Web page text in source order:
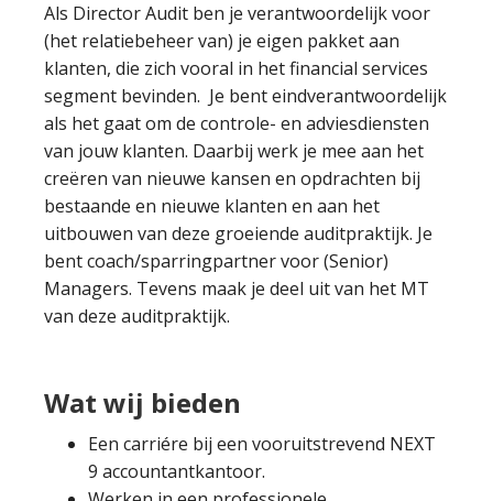
Als Director Audit ben je verantwoordelijk voor
(het relatiebeheer van) je eigen pakket aan
klanten, die zich vooral in het financial services
segment bevinden. Je bent eindverantwoordelijk
als het gaat om de controle- en adviesdiensten
van jouw klanten. Daarbij werk je mee aan het
creëren van nieuwe kansen en opdrachten bij
bestaande en nieuwe klanten en aan het
uitbouwen van deze groeiende auditpraktijk. Je
bent coach/sparringpartner voor (Senior)
Managers. Tevens maak je deel uit van het MT
van deze auditpraktijk.
Wat wij bieden
Een carriére bij een vooruitstrevend NEXT
9 accountantkantoor.